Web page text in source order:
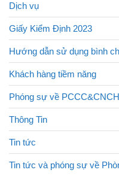
Dịch vụ
Giấy Kiểm Định 2023
Hướng dẫn sử dụng bình
Khách hàng tiềm năng
Phóng sự về PCCC&CNCH
Thông Tin
Tin tức
Tin tức và phóng sự về